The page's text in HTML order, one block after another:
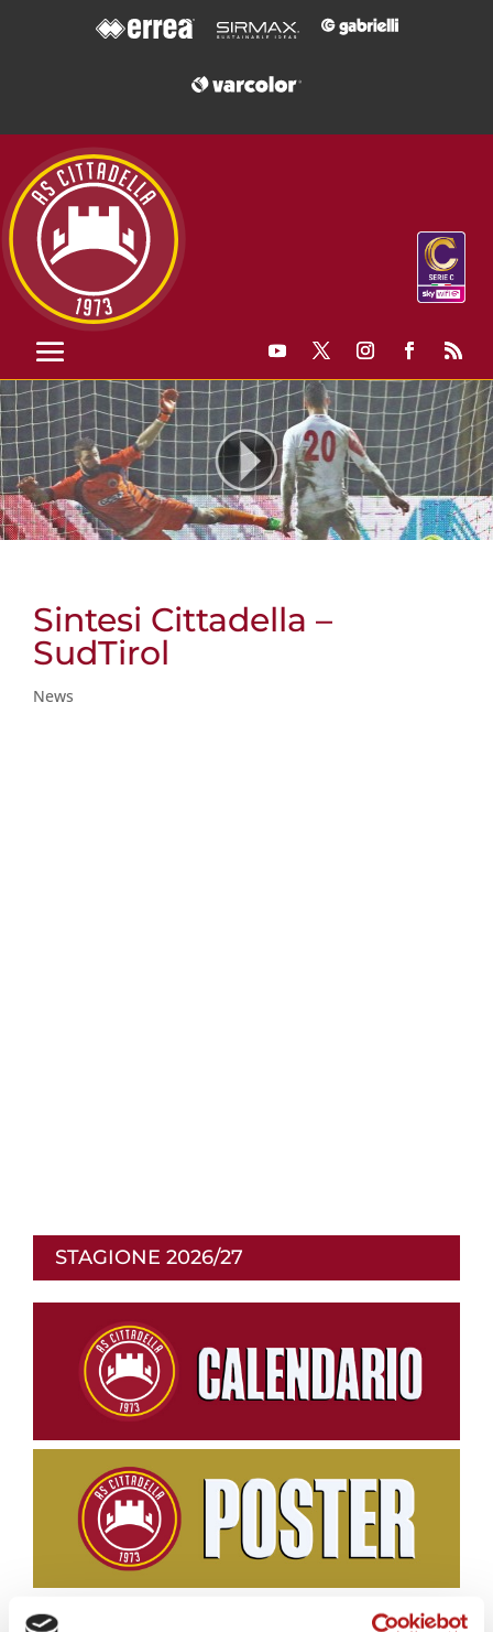
Sintesi Cittadella –
SudTirol
News
STAGIONE 2026/27